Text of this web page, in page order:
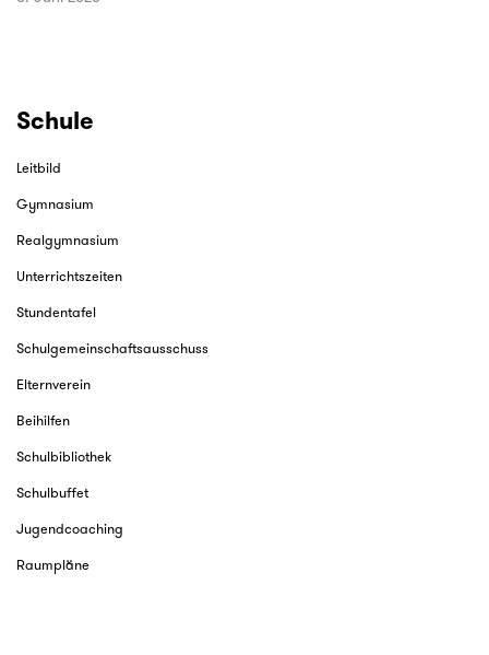
Schule
Leitbild
Gymnasium
Realgymnasium
Unterrichtszeiten
Stundentafel
Schulgemeinschaftsausschuss
Elternverein
Beihilfen
Schulbibliothek
Schulbuffet
Jugendcoaching
Raumpläne